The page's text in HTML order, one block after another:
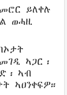
መሮር ይለቀሉ
ወሓዚ
ኣጋር፡
፡ ኣብ
ኣዐንቀፍዎ።